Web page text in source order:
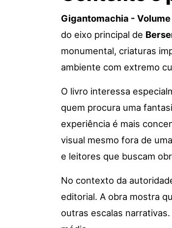
Gigantomachia -
do eixo principal de
monumental, criaturas
ambiente com extremo
O livro interessa
quem procura uma
experiência é mais
visual mesmo fora de
e leitores que buscam
No contexto da
editorial. A obra mostra
outras escalas